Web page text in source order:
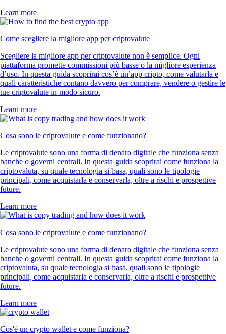
Learn more
Come scegliere la migliore app per criptovalute
Scegliere la migliore app per criptovalute non è semplice. Ogni
piattaforma promette commissioni più basse o la migliore esperienza
d’uso. In questa guida scoprirai cos’è un’app cripto, come valutarla e
quali caratteristiche contano davvero per comprare, vendere o gestire le
tue criptovalute in modo sicuro.
Learn more
Cosa sono le criptovalute e come funzionano?
Le criptovalute sono una forma di denaro digitale che funziona senza
banche o governi centrali. In questa guida scoprirai come funziona la
criptovaluta, su quale tecnologia si basa, quali sono le tipologie
principali, come acquistarla e conservarla, oltre a rischi e prospettive
future.
Learn more
Cosa sono le criptovalute e come funzionano?
Le criptovalute sono una forma di denaro digitale che funziona senza
banche o governi centrali. In questa guida scoprirai come funziona la
criptovaluta, su quale tecnologia si basa, quali sono le tipologie
principali, come acquistarla e conservarla, oltre a rischi e prospettive
future.
Learn more
Cos'è un crypto wallet e come funziona?